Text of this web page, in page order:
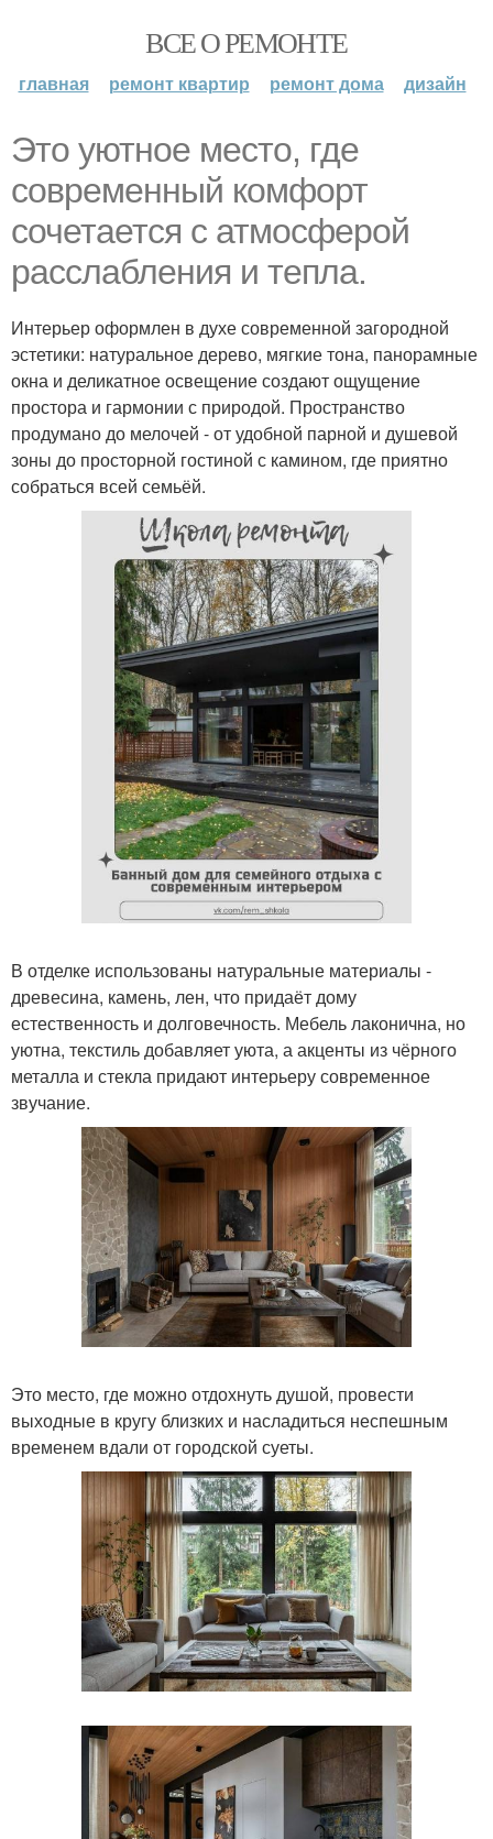
ВСЕ О РЕМОНТЕ
главная ремонт квартир ремонт дома дизайн
Это уютное место, где
современный комфорт
сочетается с атмосферой
расслабления и тепла.
Интерьер оформлен в духе современной загородной
эстетики: натуральное дерево, мягкие тона, панорамные
окна и деликатное освещение создают ощущение
простора и гармонии с природой. Пространство
продумано до мелочей - от удобной парной и душевой
зоны до просторной гостиной с камином, где приятно
собраться всей семьёй.
В отделке использованы натуральные материалы -
древесина, камень, лен, что придаёт дому
естественность и долговечность. Мебель лаконична, но
уютна, текстиль добавляет уюта, а акценты из чёрного
металла и стекла придают интерьеру современное
звучание.
Это место, где можно отдохнуть душой, провести
выходные в кругу близких и насладиться неспешным
временем вдали от городской суеты.